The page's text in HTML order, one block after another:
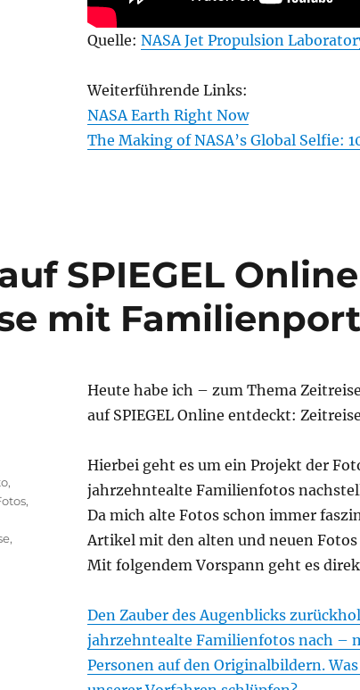
Quelle: NASA Jet Propulsion
Weiterführende Links:
NASA Earth Right Now
The Making of NASA’s Global Selfie:
SPIEGEL
mit
Heute habe ich – zum Thema
auf SPIEGEL Online entdeckt:
Hierbei geht es um ein Projekt der
jahrzehntealte Familienfotos
Da mich alte Fotos schon immer
Artikel mit den alten und neuen
Mit folgendem Vorspann geht es
Den Zauber des Augenblicks
jahrzehntealte Familienfotos nach –
Personen auf den Originalbildern.
,
,
,